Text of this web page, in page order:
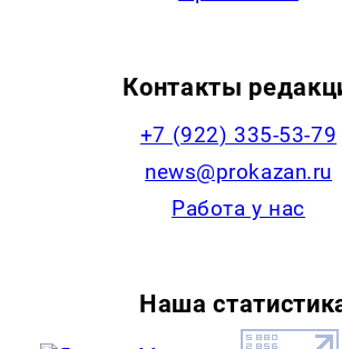
Контакты
+7 (922) 335-53-79
news@prokazan.ru
Работа у нас
Наша